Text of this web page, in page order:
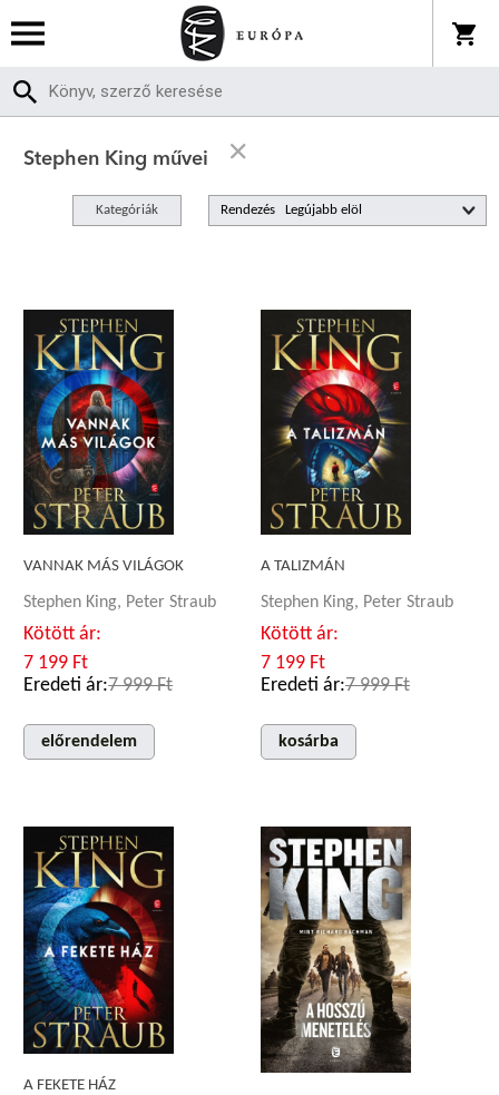
Stephen King művei
Kategóriák Rendezés
VANNAK MÁS VILÁGOK
Stephen King, Peter Straub
Kötött ár:
7 199 Ft
Eredeti ár:7 999 Ft
előrendelem
A TALIZMÁN
Stephen King, Peter Straub
Kötött ár:
7 199 Ft
Eredeti ár:7 999 Ft
kosárba
A FEKETE HÁZ